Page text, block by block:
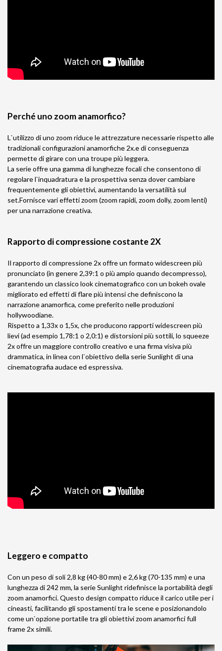
Perché uno zoom anamorfico?
L`utilizzo di uno zoom riduce le attrezzature necessarie rispetto alle
tradizionali configurazioni anamorfiche 2x.e di conseguenza
permette di girare con una troupe più leggera.
La serie offre una gamma di lunghezze focali che consentono di
regolare l`inquadratura e la prospettiva senza dover cambiare
frequentemente gli obiettivi, aumentando la versatilità sul
set.Fornisce vari effetti zoom (zoom rapidi, zoom dolly, zoom lenti)
per una narrazione creativa.
Rapporto di compressione costante 2X
Il rapporto di compressione 2x offre un formato widescreen più
pronunciato (in genere 2,39:1 o più ampio quando decompresso),
garantendo un classico look cinematografico con un bokeh ovale
migliorato ed effetti di flare più intensi che definiscono la
narrazione anamorfica, come preferito nelle produzioni
hollywoodiane.
Rispetto a 1,33x o 1,5x, che producono rapporti widescreen più
lievi (ad esempio 1,78:1 o 2,0:1) e distorsioni più sottili, lo squeeze
2x offre un maggiore controllo creativo e una firma visiva più
drammatica, in linea con l`obiettivo della serie Sunlight di una
cinematografia audace ed espressiva.
Leggero e compatto
Con un peso di soli 2,8 kg (40-80 mm) e 2,6 kg (70-135 mm) e una
lunghezza di 242 mm, la serie Sunlight ridefinisce la portabilità degli
zoom anamorfici. Questo design compatto riduce il carico utile per i
cineasti, facilitando gli spostamenti tra le scene e posizionandolo
come un`opzione portatile tra gli obiettivi zoom anamorfici full
frame 2x simili.